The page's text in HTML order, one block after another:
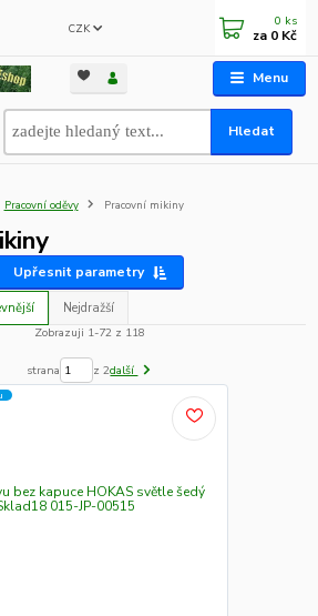
Menu
CZK
Hledat
0 ks
za 0 Kč
Pracovní oděvy Pracovní mikiny
Upřesnit parametry
Nejdražší
Zobrazuji 1-72 z 118
strana z 2další